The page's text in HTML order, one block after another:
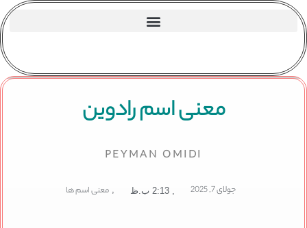
معنی اسم رادوین
PEYMAN OMIDI
جولای 7, 2025 2:13 ب.ظ , معنی اسم ها